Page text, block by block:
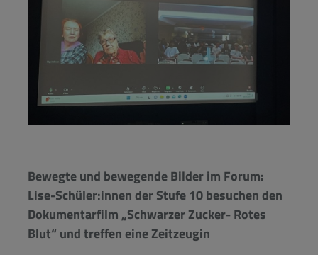
Bewegte und bewegende Bilder im Forum:
Lise-Schüler:innen der Stufe 10 besuchen den
Dokumentarfilm „Schwarzer Zucker- Rotes
Blut“ und treffen eine Zeitzeugin